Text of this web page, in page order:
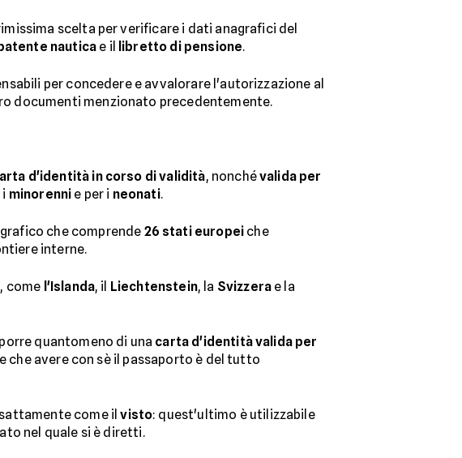
scelta per verificare i dati anagrafici del
nautica e il libretto di pensione.
per concedere e avvalorare l'autorizzazione al
documenti menzionato precedentemente.
d'identità in corso di validità, nonchévalida per
minorenni e per i neonati.
che comprende 26 stati europei che
interne.
come l'Islanda, il Liechtenstein, la Svizzera e la
quantomeno di una carta d'identità valida per
avere con sè il passaporto è del tutto
come ilvisto: quest'ultimo è utilizzabile
nel quale si è diretti.